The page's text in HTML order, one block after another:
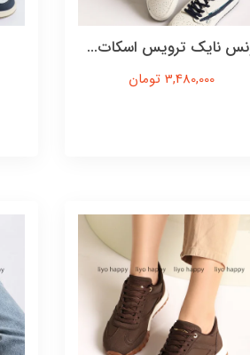
نایک ترویس اسکات...
3,480,000 تومان